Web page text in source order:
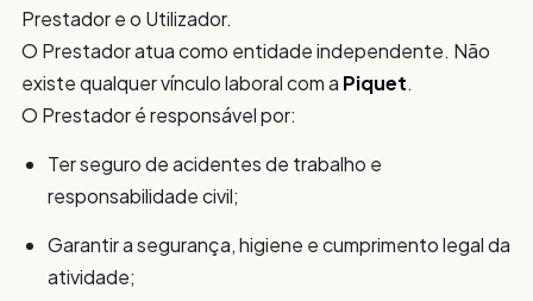
Prestador e o Utilizador.
O Prestador atua como entidade independente. Não
existe qualquer vínculo laboral com a Piquet.
O Prestador é responsável por:
Ter seguro de acidentes de trabalho e
responsabilidade civil;
Garantir a segurança, higiene e cumprimento legal da
atividade;